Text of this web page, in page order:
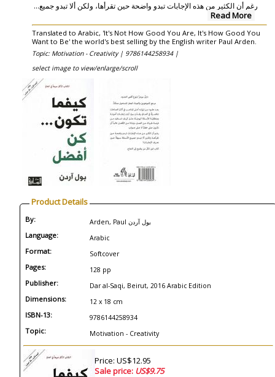
رغم أن الكثير من هذه الإجابات تبدو واضحة حين تقرأها، ولكن ألا تبدو جميع...
Read More
Translated to Arabic, 'It's Not How Good You Are, It's How Good You
Want to Be' the world's best selling by the English writer Paul Arden.
Topic: Motivation - Creativity | 9786144258934 |
select image to view/enlarge/scroll
Product Details
By: Arden, Paul بول آردن
Language: Arabic
Format: Softcover
Pages: 128 pp
Publisher: Dar al-Saqi, Beirut, 2016 Arabic Edition
Dimensions: 12 x 18 cm
ISBN-13: 9786144258934
Topic: Motivation - Creativity
Price: US$12.95
Sale price: US$9.75